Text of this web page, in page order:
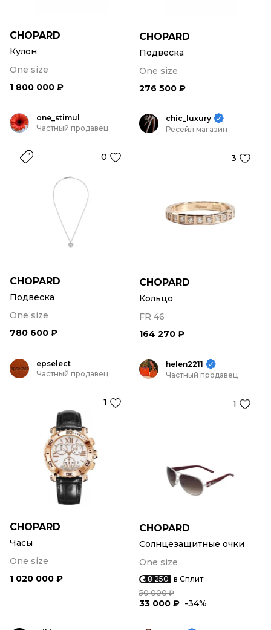
CHOPARD
Кулон
One size
1 800 000 ₽
CHOPARD
Подвеска
One size
276 500 ₽
one_stimul
Частный продавец
0
CHOPARD
Подвеска
One size
780 600 ₽
chic_luxury
Ресейл магазин
3
CHOPARD
Кольцо
FR 46
164 270 ₽
epselect
Частный продавец
1
CHOPARD
Часы
One size
1 020 000 ₽
helen2211
Частный продавец
1
CHOPARD
Солнцезащитные очки
One size
8 250 в Сплит
50 000 ₽
33 000 ₽ -34%